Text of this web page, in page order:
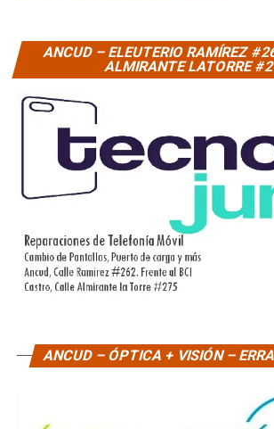
ANCUD – ELEUTERIO RAMÍREZ
ALMIRANTE LATORRE
ANCUD – ÓPTICA + VISIÓN –